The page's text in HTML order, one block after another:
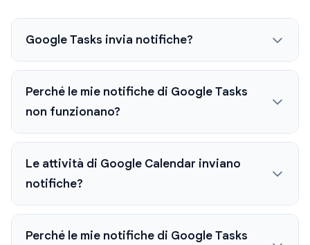
Google Tasks invia notifiche?
Perché le mie notifiche di Google Tasks
non funzionano?
Le attività di Google Calendar inviano
notifiche?
Perché le mie notifiche di Google Tasks